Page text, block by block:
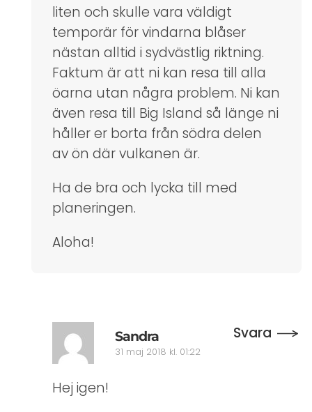
liten och skulle vara väldigt
temporär för vindarna blåser
nästan alltid i sydvästlig riktning.
Faktum är att ni kan resa till alla
öarna utan några problem. Ni kan
även resa till Big Island så länge ni
håller er borta från södra delen
av ön där vulkanen är.
Ha de bra och lycka till med
planeringen.
Aloha!
Sandra
31 maj 2018 kl. 01:22
Svara
Hej igen!